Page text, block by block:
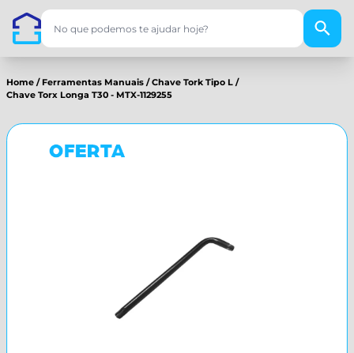
Home / Ferramentas Manuais /Chave Tork Tipo L /
Chave Torx Longa T30 - MTX-1129255